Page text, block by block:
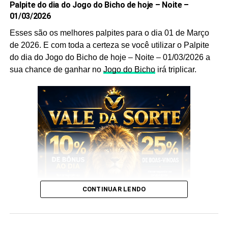
são indispensáveis, pois as utilizamos você aumenta
ainda mais a sua chance de acertar o
no poste.
Palpites do Jogo do Bicho Dia
14/08/2021 Tarde
Sem mais delongas esses são os nossos
Palpites do
Jogo do Bicho Dia 14/08/2021 Tarde
:
Palpite do dia do Jogo do Bicho de hoje – Noite –
01/03/2026
Esses são os melhores palpites para o dia 01 de Março
de 2026. E com toda a certeza se você utilizar o Palpite
do dia do Jogo do Bicho de hoje – Noite – 01/03/2026 a
sua chance de ganhar no Jogo do Bichoirá triplicar.
CONTINUAR LENDO